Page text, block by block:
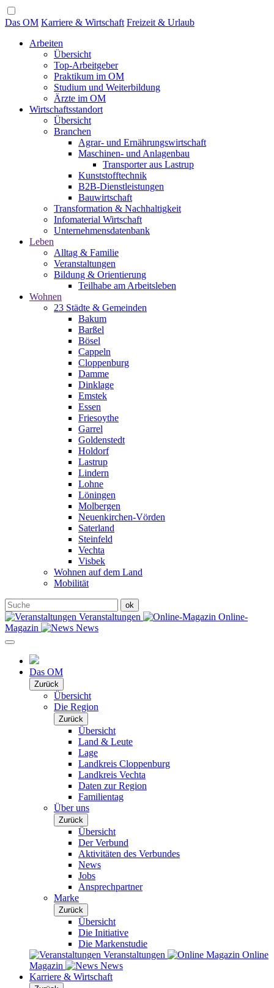
Das OM Karriere & Wirtschaft Freizeit & Urlaub
Arbeiten
Übersicht
Top-Arbeitgeber
Praktikum im OM
Studium und Weiterbildung
Ärzte im OM
Wirtschaftsstandort
Übersicht
Branchen
Agrar- und Ernährungswirtschaft
Maschinen- und Anlagenbau
Transporter aus Lastrup
Kunststofftechnik
B2B-Dienstleistungen
Bauwirtschaft
Transformation & Nachhaltigkeit
Infomaterial Wirtschaft
Unternehmensdatenbank
Leben
Alltag & Familie
Veranstaltungen
Bildung & Orientierung
Teilhabe am Arbeitsleben
Wohnen
23 Städte & Gemeinden
Bakum
Barßel
Bösel
Cappeln
Cloppenburg
Damme
Dinklage
Emstek
Essen
Friesoythe
Garrel
Goldenstedt
Holdorf
Lastrup
Lindern
Lohne
Löningen
Molbergen
Neuenkirchen-Vörden
Saterland
Steinfeld
Vechta
Visbek
Wohnen auf dem Land
Mobilität
Veranstaltungen
Online-
Magazin
News
Das OM
Zurück
Übersicht
Die Region
Zurück
Übersicht
Land & Leute
Lage
Landkreis Cloppenburg
Landkreis Vechta
Daten zur Region
Familientag
Über uns
Zurück
Übersicht
Der Verbund
Aktivitäten des Verbundes
News
Jobs
Ansprechpartner
Marke
Zurück
Übersicht
Die Initiative
Die Markenstudie
Veranstaltungen
Online
Magazin
News
Karriere & Wirtschaft